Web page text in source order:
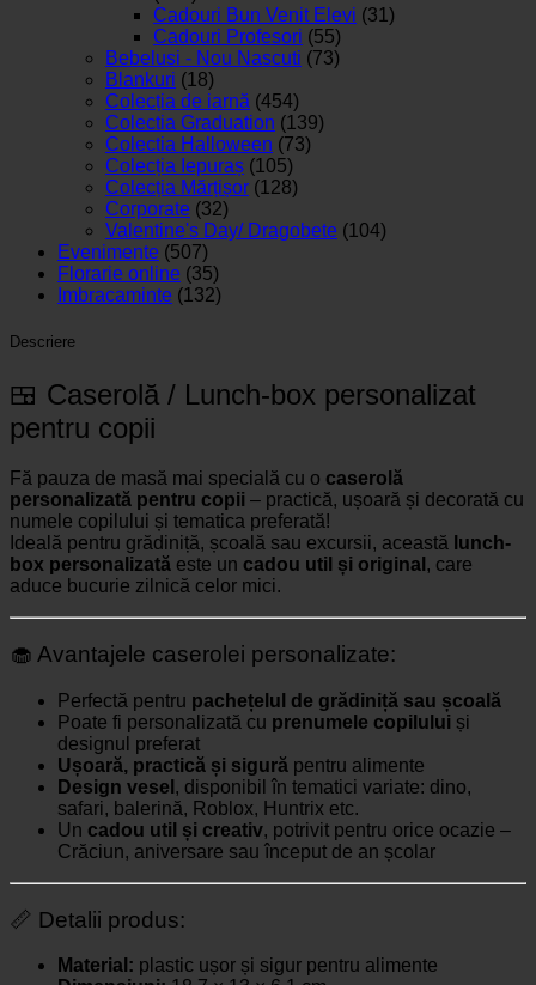
Cadouri Bun Venit Elevi (31)
Cadouri Profesori (55)
Bebelusi - Nou Nascuti (73)
Blankuri (18)
Colecția de iarnă (454)
Colectia Graduation (139)
Colectia Halloween (73)
Colecția Iepuraș (105)
Colecția Mărțișor (128)
Corporate (32)
Valentine's Day/ Dragobete (104)
Evenimente (507)
Florarie online (35)
Imbracaminte (132)
Descriere
🍱 Caserolă / Lunch-box personalizat
pentru copii
Fă pauza de masă mai specială cu o caserolă
personalizată pentru copii – practică, ușoară și decorată cu
numele copilului și tematica preferată!
Ideală pentru grădiniță, școală sau excursii, această lunch-
box personalizată este un cadou util și original , care
aduce bucurie zilnică celor mici.
🧁 Avantajele caserolei personalizate:
Perfectă pentru pachețelul de grădiniță sau școală
Poate fi personalizată cu prenumele copilului și
designul preferat
Ușoară, practică și sigură pentru alimente
Design vesel , disponibil în tematici variate: dino,
safari, balerină, Roblox, Huntrix etc.
Un cadou util și creativ, potrivit pentru orice ocazie –
Crăciun, aniversare sau început de an școlar
📏 Detalii produs:
Material: plastic ușor și sigur pentru alimente